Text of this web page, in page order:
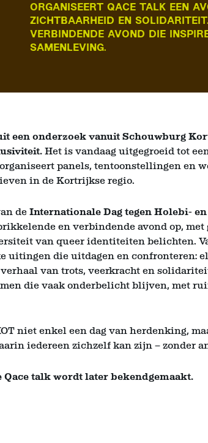
ORGANISEERT QACE TALK EEN
ZICHTBAARHEID EN
VERBINDENDE AVOND DIE
SAMENLEVING.
een onderzoek vanuit Schouwburg
Het is vandaag uitgegroeid tot
panels, tentoonstellingen en
in de Kortrijkse regio.
de Internationale Dag tegen Holebi-
en verbindende avond op,
van queer identiteiten belichten.
uitingen die uitdagen en confronteren:
van trots, veerkracht en
die vaak onderbelicht blijven, met
niet enkel een dag van herdenking,
iedereen zichzelf kan zijn – zonder
Qace talk wordt later bekendgemaakt.